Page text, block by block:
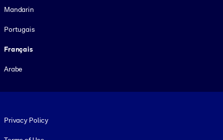
Mandarin
Portugais
Français
Arabe
Privacy Policy